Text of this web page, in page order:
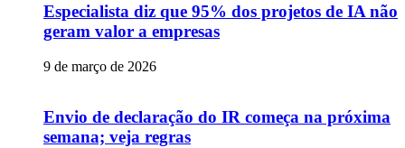
Especialista diz que 95% dos projetos de IA não
geram valor a empresas
9 de março de 2026
Envio de declaração do IR começa na próxima
semana; veja regras